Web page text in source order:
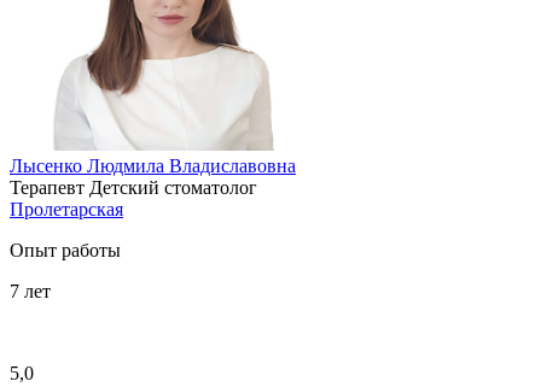
Лысенко Людмила Владиславовна
Терапевт Детский стоматолог
Пролетарская
Опыт работы
7 лет
5,0